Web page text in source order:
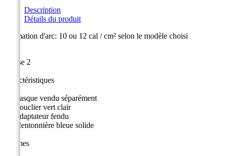
Description
Détails du produit
Estimation d'arc: 10 ou 12 cal / cm² selon le modèle choisi
Classe 2
Caractéristiques
Casque vendu séparément
Bouclier vert clair
Adaptateur fendu
Mentonnière bleue solide
Normes